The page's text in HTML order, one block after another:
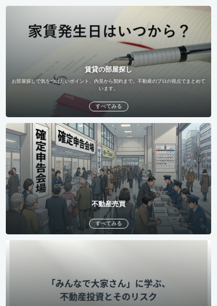
賃貸の部屋探し
お部屋探しで気をつけたいポイント、内見から契約まで。不動産のプロの視点でまとめて
います。
すべてみる
不動産売買
すべてみる